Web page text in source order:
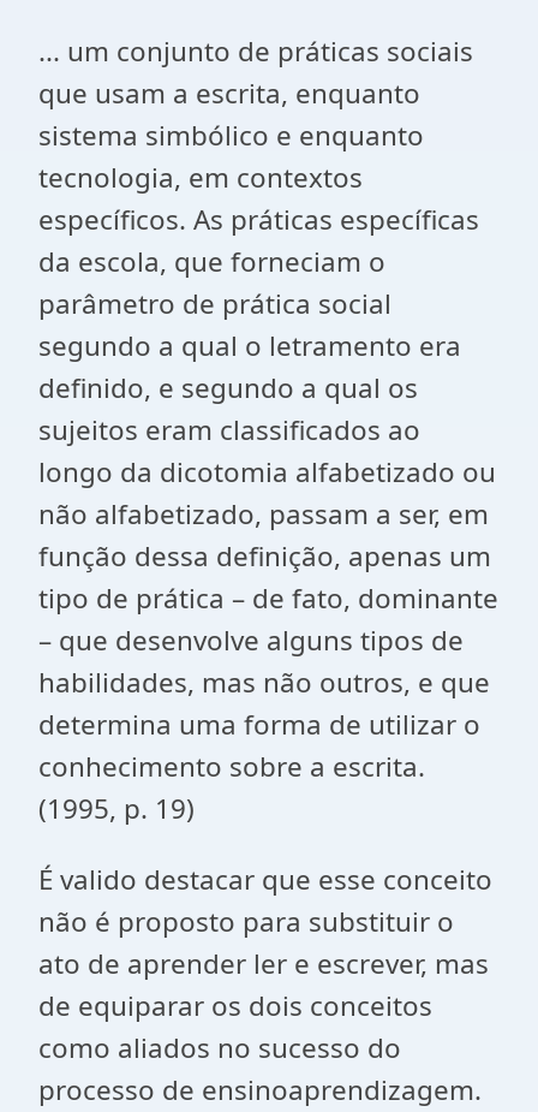
... um conjunto de práticas sociais
que usam a escrita, enquanto
sistema simbólico e enquanto
tecnologia, em contextos
específicos. As práticas específicas
da escola, que forneciam o
parâmetro de prática social
segundo a qual o letramento era
definido, e segundo a qual os
sujeitos eram classificados ao
longo da dicotomia alfabetizado ou
não alfabetizado, passam a ser, em
função dessa definição, apenas um
tipo de prática – de fato, dominante
– que desenvolve alguns tipos de
habilidades, mas não outros, e que
determina uma forma de utilizar o
conhecimento sobre a escrita.
(1995, p. 19)
É valido destacar que esse conceito
não é proposto para substituir o
ato de aprender ler e escrever, mas
de equiparar os dois conceitos
como aliados no sucesso do
processo de ensinoaprendizagem.